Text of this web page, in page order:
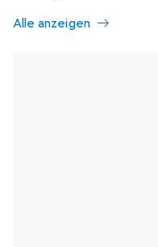
Alle anzeigen